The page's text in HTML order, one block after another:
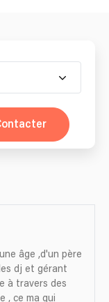
âge ,d'un père
dj et gérant
à travers des
, ce ma qui